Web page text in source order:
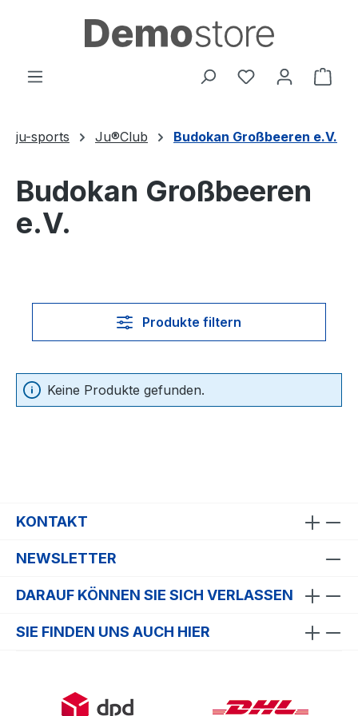
Zum Hauptinhalt springen
Du hast 0
ju-sports Ju®Club Budokan Großbeeren e.V.
Budokan Großbeeren
e.V.
Produkte filtern
Keine Produkte gefunden.
KONTAKT
NEWSLETTER
DARAUF KÖNNEN SIE SICH VERLASSEN
SIE FINDEN UNS AUCH HIER